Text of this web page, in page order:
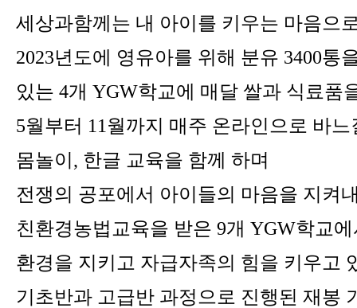
세상과함께는 내 아이를 키우는 마음으
2023년도에 영유아를 위해 분유 3400통
있는 4개 YGW학교에 매달 쌀과 식료품
5월부터 11월까지 매주 온라인으로 바
몸놀이, 한글 교육을 함께 하며
전쟁의 공포에서 아이들의 마음을 지켜
친환경농법교육을 받은 9개 YGW학교
환경을 지키고 자급자족의 힘을 키우고
기초반과 고급반 과정으로 진행된 재봉